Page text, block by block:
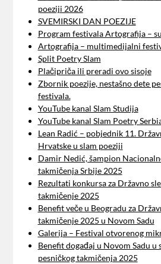
poeziji 2026
SVEMIRSKI DAN POEZIJE
Program festivala Artografija –
Artografija – multimedijalni
Split Poetry Slam
Plačipriča ili preradi ovo sisoje
Zbornik poezije, nestašno dete
festivala.
YouTube kanal Slam Studija
YouTube kanal Slam Poetry
Lean Radić – pobjednik 11.
Hrvatske u slam poeziji
Damir Nedić, šampion
takmičenja Srbije 2025
Rezultati konkursa za Državno
takmičenje 2025
Benefit veče u Beogradu za
takmičenje 2025 u Novom Sadu
Galerija – Festival otvorenog
Benefit događaj u Novom Sadu u
pesničkog takmičenja 2025